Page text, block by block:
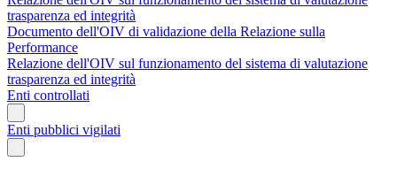
trasparenza ed integrità
Documento dell'OIV di validazione della Relazione sulla
Performance
Relazione dell'OIV sul funzionamento del sistema di valutazione
trasparenza ed integrità
Enti controllati
Enti pubblici vigilati